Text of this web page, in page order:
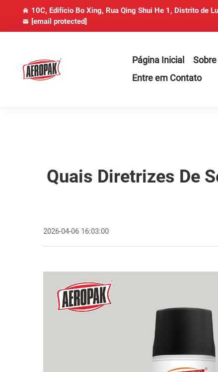
10C, Edifício Bo Xing, Rua Qing Shui He 1, Distrito de
[email protected]
Página Inicial
Entre em Contato
Quais Diretrizes De
2026-04-06 16:03:00